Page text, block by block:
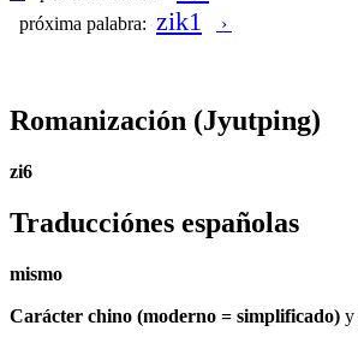
próxima palabra: zik1 ›
Romanización (Jyutping)
zi6
Traducciónes españolas
mismo
Carácter chino (moderno = simplificado) y